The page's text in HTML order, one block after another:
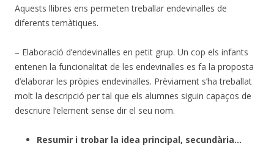
Aquests llibres ens permeten treballar endevinalles de
diferents temàtiques.
– Elaboració d’endevinalles en petit grup. Un cop els infants
entenen la funcionalitat de les endevinalles es fa la proposta
d’elaborar les pròpies endevinalles. Prèviament s’ha treballat
molt la descripció per tal que els alumnes siguin capaços de
descriure l’element sense dir el seu nom.
Resumir i trobar la idea principal, secundària…